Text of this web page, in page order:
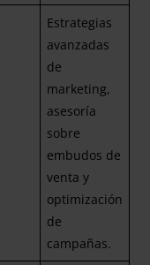
Estrategias
avanzadas
de
marketing,
asesoría
sobre
embudos de
venta y
optimización
de
campañas.